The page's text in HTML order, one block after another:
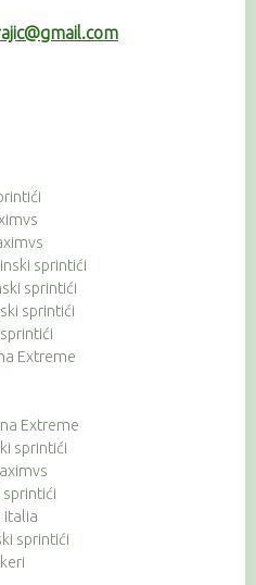
sprintići
sprintići
sprintići
Extreme
Extreme
sprintići
sprintići
Italia
sprintići